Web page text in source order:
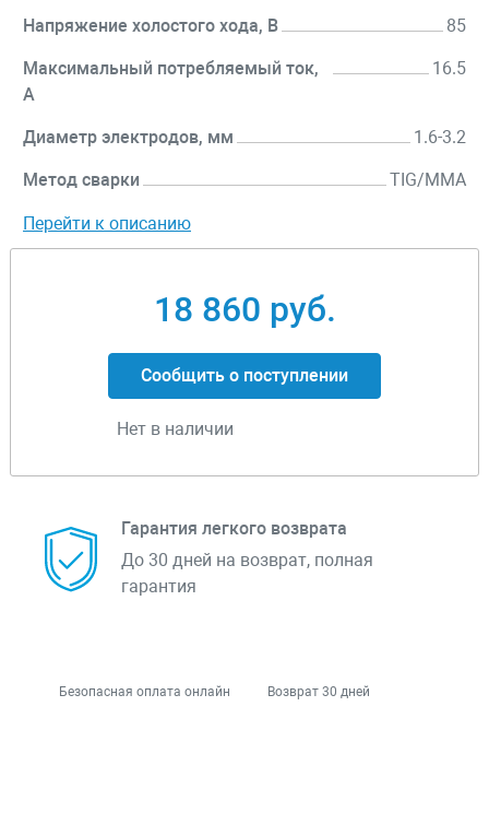
Напряжение холостого хода, В 85
Максимальный потребляемый ток,
А
16.5
Диаметр электродов, мм 1.6-3.2
Метод сварки TIG/MMA
Перейти к описанию
18 860 руб.
Сообщить о поступлении
Нет в наличии
Гарантия легкого возврата
До 30 дней на возврат, полная
гарантия
Безопасная оплата онлайн Возврат 30 дней